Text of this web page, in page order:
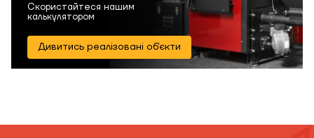
Скористайтеся нашим
калькулятором
Дивитись реалізовані об'єкти